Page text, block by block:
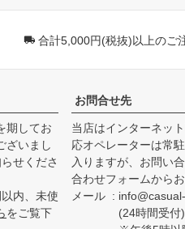
合計5,000円(税抜)以上のご
期してお
ざいまし
せくださ
内、未使
をご覧下
お問合せ先
当店はインターネッ
応オペレーターは常
入りますが、お問い
合わせフォームからお
メール
(24時間受付)